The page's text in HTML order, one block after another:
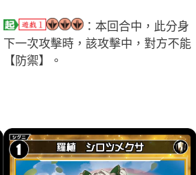
：本回合中，此分身
下一次攻擊時，該攻擊中，對方不能
【防禦】。